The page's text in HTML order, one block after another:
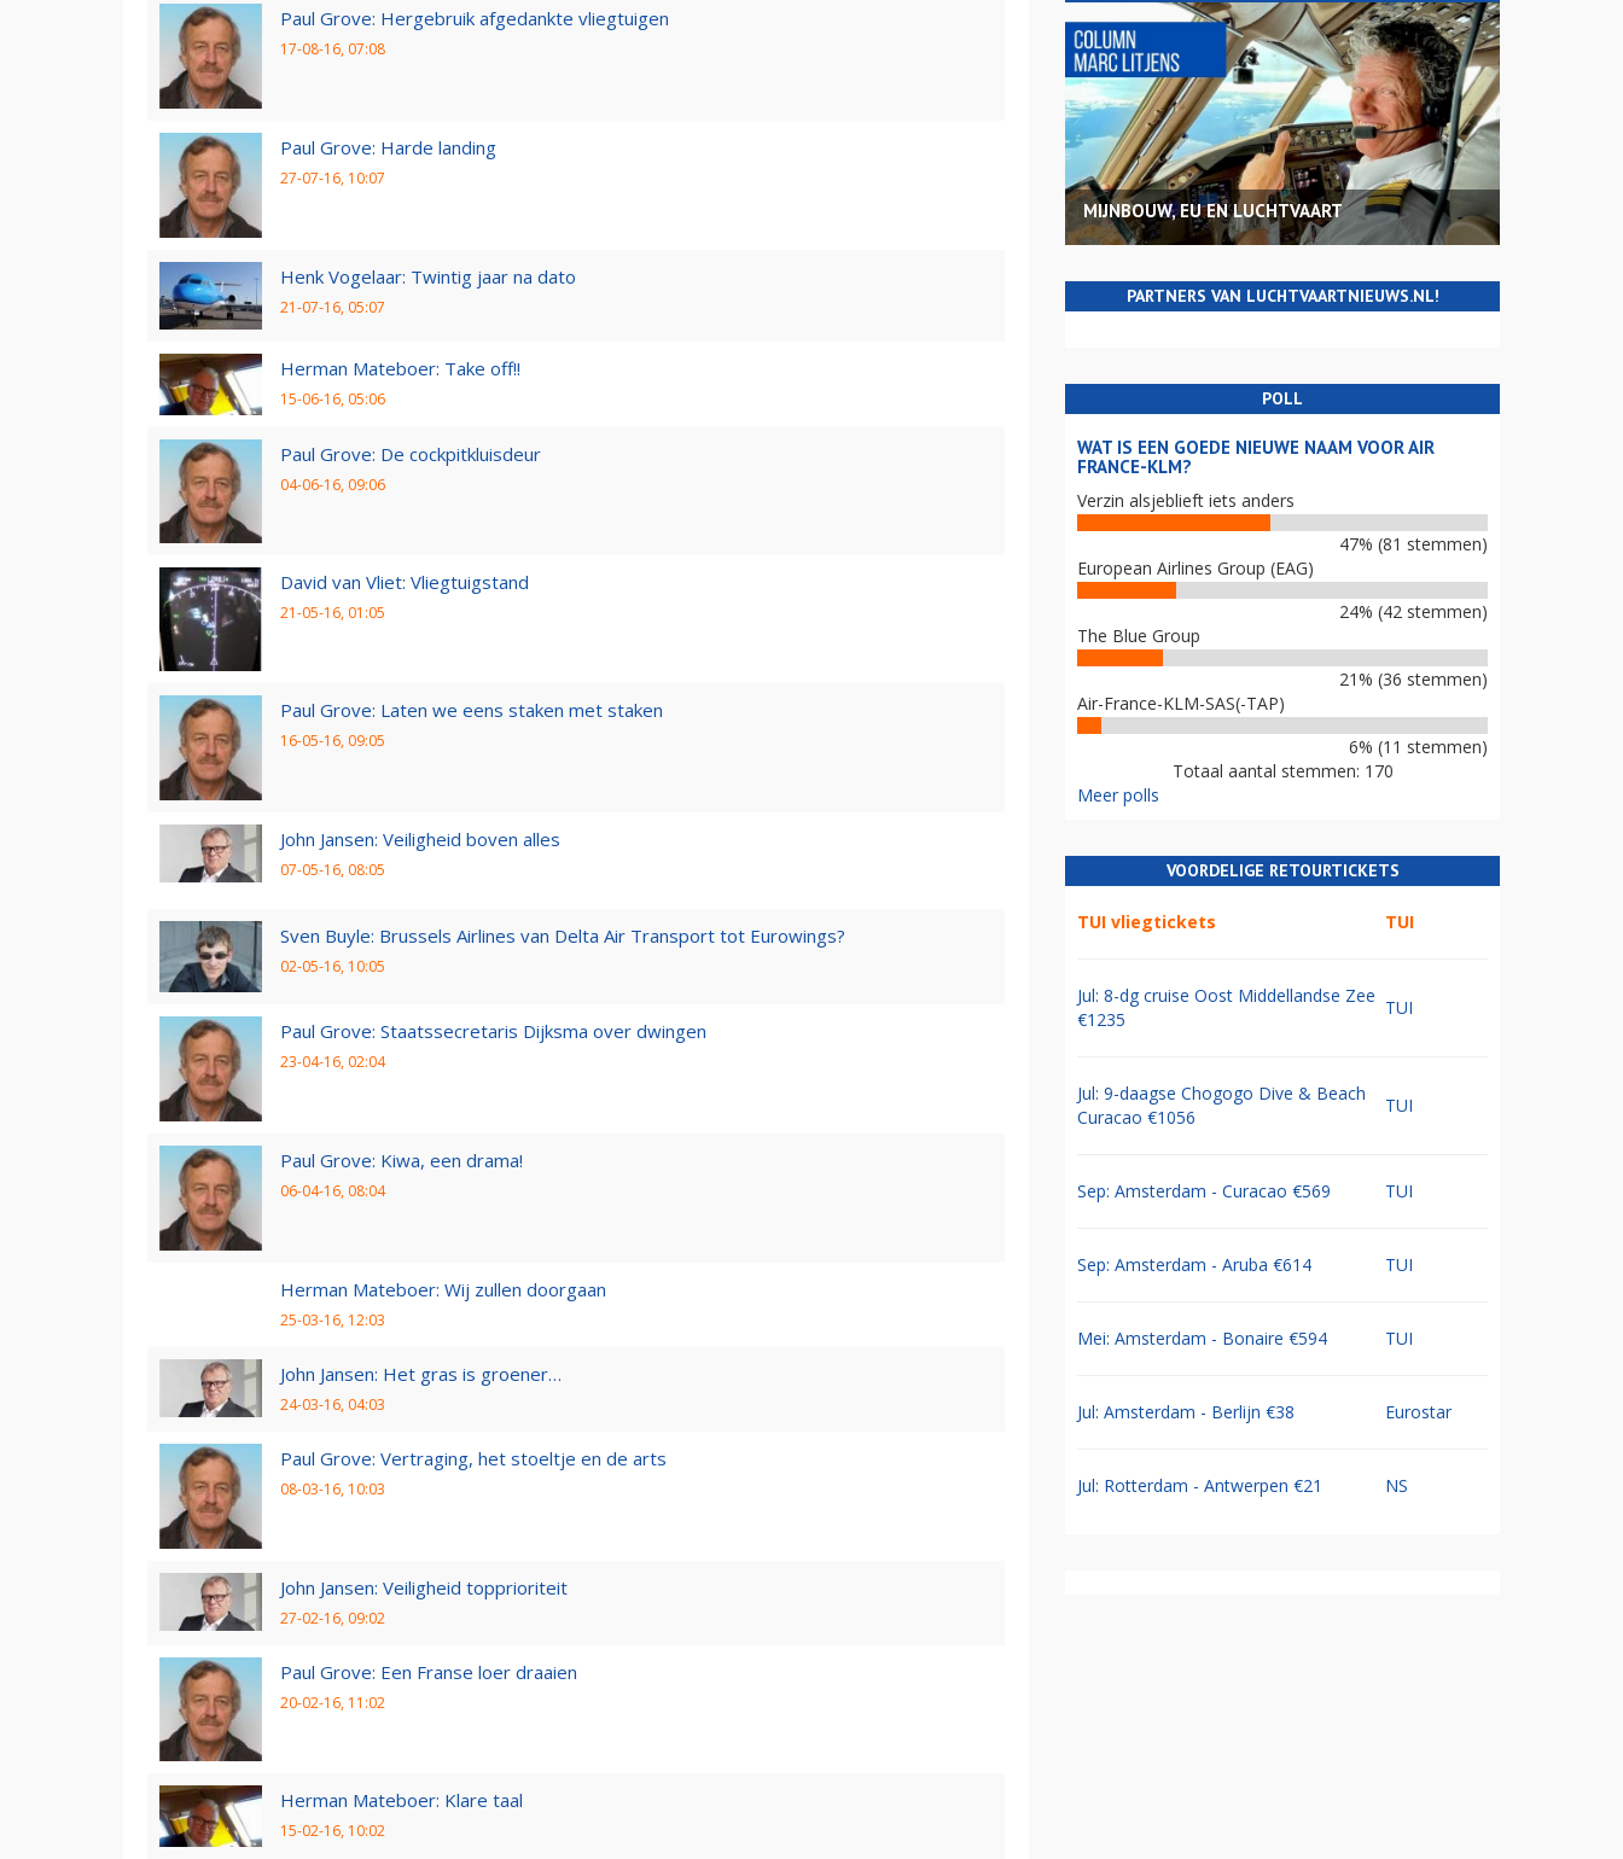
Paul Grove: Hergebruik afgedankte vliegtuigen
17-08-16, 07:08
Paul Grove: Harde landing
27-07-16, 10:07
Henk Vogelaar: Twintig jaar na dato
21-07-16, 05:07
Herman Mateboer: Take off!!
15-06-16, 05:06
Paul Grove: De cockpitkluisdeur
04-06-16, 09:06
David van Vliet: Vliegtuigstand
21-05-16, 01:05
Paul Grove: Laten we eens staken met staken
16-05-16, 09:05
John Jansen: Veiligheid boven alles
07-05-16, 08:05
Sven Buyle: Brussels Airlines van Delta Air Transport tot Eurowings?
02-05-16, 10:05
Paul Grove: Staatssecretaris Dijksma over dwingen
23-04-16, 02:04
Paul Grove: Kiwa, een drama!
06-04-16, 08:04
Herman Mateboer: Wij zullen doorgaan
25-03-16, 12:03
John Jansen: Het gras is groener…
24-03-16, 04:03
Paul Grove: Vertraging, het stoeltje en de arts
08-03-16, 10:03
John Jansen: Veiligheid topprioriteit
27-02-16, 09:02
Paul Grove: Een Franse loer draaien
20-02-16, 11:02
Herman Mateboer: Klare taal
15-02-16, 10:02
MIJNBOUW, EU EN LUCHTVAART
PARTNERS VAN LUCHTVAARTNIEUWS.NL!
POLL
WAT IS EEN GOEDE NIEUWE NAAM VOOR AIR
FRANCE-KLM?
Verzin alsjeblieft iets anders
47% (81 stemmen)
European Airlines Group (EAG)
24% (42 stemmen)
The Blue Group
21% (36 stemmen)
Air-France-KLM-SAS(-TAP)
6% (11 stemmen)
Totaal aantal stemmen: 170
Meer polls
VOORDELIGE RETOURTICKETS
TUI vliegtickets TUI
Jul: 8-dg cruise Oost Middellandse Zee
€1235
TUI
Jul: 9-daagse Chogogo Dive & Beach
Curacao €1056
TUI
Sep: Amsterdam - Curacao €569 TUI
Sep: Amsterdam - Aruba €614 TUI
Mei: Amsterdam - Bonaire €594 TUI
Jul: Amsterdam - Berlijn €38 Eurostar
Jul: Rotterdam - Antwerpen €21 NS